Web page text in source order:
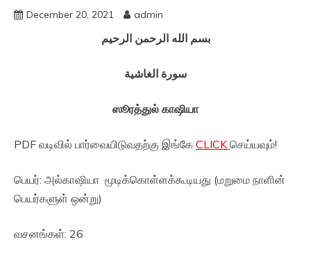
December 20, 2021 admin
بسم الله الرحمن الرحيم
سورة الغاشية
ஸூரத்துல் காஷியா
PDF வடிவில் பார்வையிடுவதற்கு இங்கே CLICKசெய்யவும்!
பெயர்: அல்காஷியா மூடிக்கொள்ளக்கூடியது (மறுமை நாளின்
பெயர்களுள் ஒன்று)
வசனங்கள்: 26